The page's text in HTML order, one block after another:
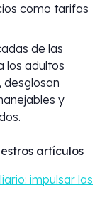
como tarifas
de las
los adultos
desglosan
y
artículos
impulsar las